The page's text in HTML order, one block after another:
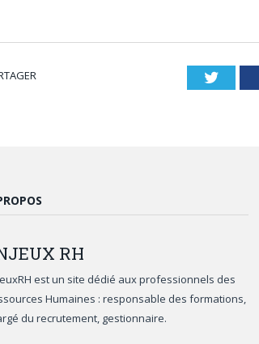
RH
est un site dédié aux professionnels des
Humaines : responsable des formations,
du recrutement, gestionnaire.